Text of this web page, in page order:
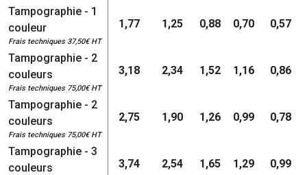
Tampographie - 1
couleur
Frais techniques 37,50€ HT
1,77 1,25 0,88 0,70 0,57
Tampographie - 2
couleurs
Frais techniques 75,00€ HT
3,18 2,34 1,52 1,16 0,86
Tampographie - 2
couleurs
Frais techniques 75,00€ HT
2,75 1,90 1,26 0,99 0,78
Tampographie - 3
couleurs
3,74 2,54 1,65 1,29 0,99